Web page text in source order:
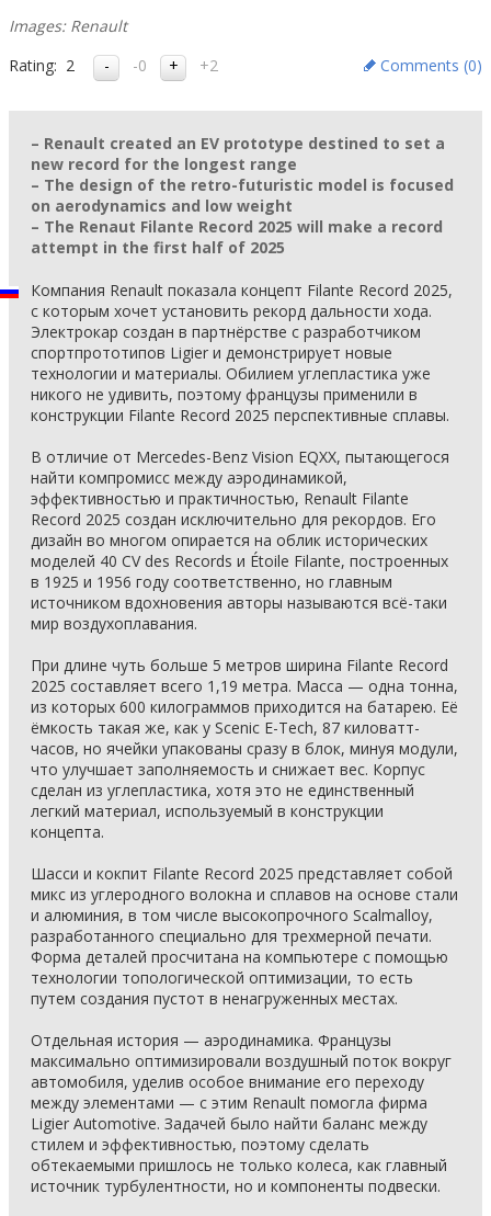
Images: Renault
Rating: 2 -0 +2 Comments (0)
– Renault created an EV prototype destined to set a
new record for the longest range
– The design of the retro-futuristic model is focused
on aerodynamics and low weight
– The Renaut Filante Record 2025 will make a record
attempt in the first half of 2025
Компания Renault показала концепт Filante Record 2025,
с которым хочет установить рекорд дальности хода.
Электрокар создан в партнёрстве с разработчиком
спортпрототипов Ligier и демонстрирует новые
технологии и материалы. Обилием углепластика уже
никого не удивить, поэтому французы применили в
конструкции Filante Record 2025 перспективные сплавы.
В отличие от Mercedes-Benz Vision EQXX, пытающегося
найти компромисс между аэродинамикой,
эффективностью и практичностью, Renault Filante
Record 2025 создан исключительно для рекордов. Его
дизайн во многом опирается на облик исторических
моделей 40 CV des Records и Étoile Filante, построенных
в 1925 и 1956 году соответственно, но главным
источником вдохновения авторы называются всё-таки
мир воздухоплавания.
При длине чуть больше 5 метров ширина Filante Record
2025 составляет всего 1,19 метра. Масса — одна тонна,
из которых 600 килограммов приходится на батарею. Её
ёмкость такая же, как у Scenic E-Tech, 87 киловатт-
часов, но ячейки упакованы сразу в блок, минуя модули,
что улучшает заполняемость и снижает вес. Корпус
сделан из углепластика, хотя это не единственный
легкий материал, используемый в конструкции
концепта.
Шасси и кокпит Filante Record 2025 представляет собой
микс из углеродного волокна и сплавов на основе стали
и алюминия, в том числе высокопрочного Scalmalloy,
разработанного специально для трехмерной печати.
Форма деталей просчитана на компьютере с помощью
технологии топологической оптимизации, то есть
путем создания пустот в ненагруженных местах.
Отдельная история — аэродинамика. Французы
максимально оптимизировали воздушный поток вокруг
автомобиля, уделив особое внимание его переходу
между элементами — с этим Renault помогла фирма
Ligier Automotive. Задачей было найти баланс между
стилем и эффективностью, поэтому сделать
обтекаемыми пришлось не только колеса, как главный
источник турбулентности, но и компоненты подвески.